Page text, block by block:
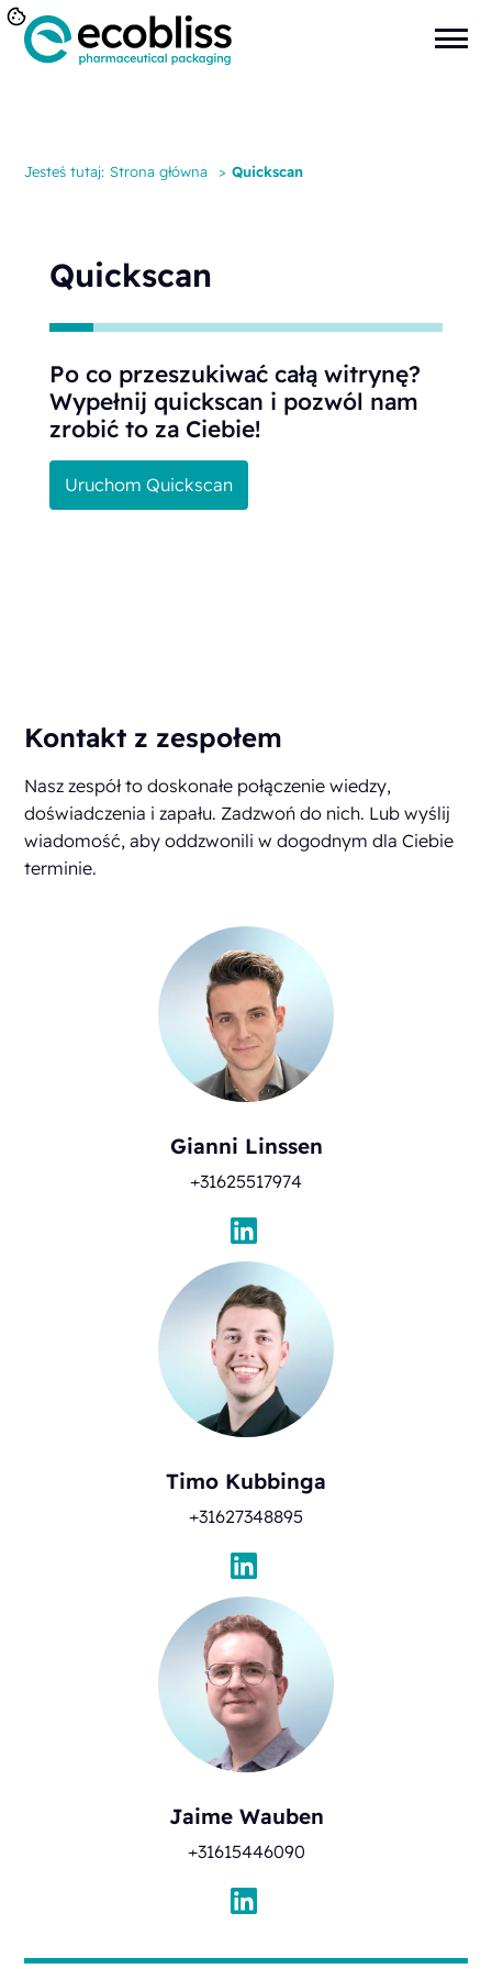
Jesteś tutaj: Strona główna > Quickscan
Quickscan
Po co przeszukiwać całą witrynę?
Wypełnij quickscan i pozwól nam
zrobić to za Ciebie!
Uruchom Quickscan
Kontakt z zespołem
Nasz zespół to doskonałe połączenie wiedzy,
doświadczenia i zapału. Zadzwoń do nich. Lub wyślij
wiadomość, aby oddzwonili w dogodnym dla Ciebie
terminie.
Gianni Linssen
+31625517974
Timo Kubbinga
+31627348895
Jaime Wauben
+31615446090